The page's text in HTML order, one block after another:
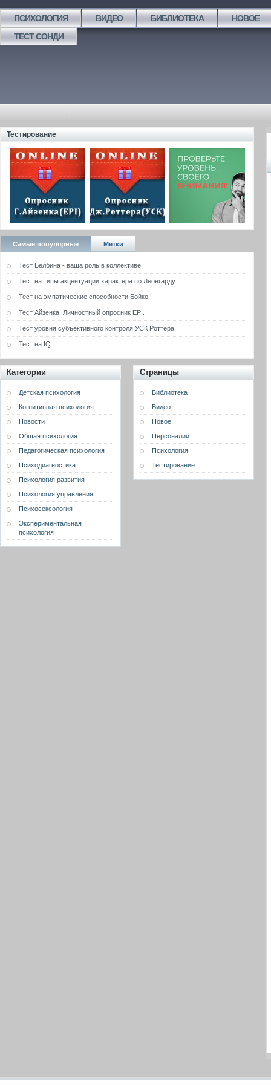
ПСИХОЛОГИЯ ВИДЕО БИБЛИОТЕКА
НОВОЕ
ТЕСТ СОНДИ
Тестирование
Самые популярные Метки
Тест Белбина - ваша роль в коллективе
Тест на типы акцентуации характера по Леонгарду
Тест на эмпатические способности Бойко
Тест Айзенка. Личностный опросник EPI.
Тест уровня субъективного контроля УСК Роттера
Тест на IQ
Категории
Детская психология
Когнитивная психология
Новости
Общая психология
Педагогическая психология
Психодиагностика
Психология развития
Психология управления
Психосексология
Экспериментальная
психология
Страницы
Библиотека
Видео
Новое
Персоналии
Психология
Тестирование